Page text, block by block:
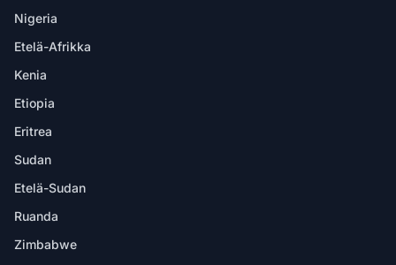
Nigeria
Etelä-Afrikka
Kenia
Etiopia
Eritrea
Sudan
Etelä-Sudan
Ruanda
Zimbabwe